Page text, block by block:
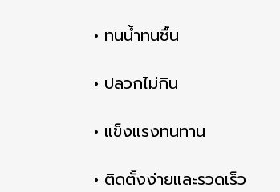
• ทนน้ำทนชื้น
• ปลวกไม่กิน
• แข็งแรงทนทาน
• ติดตั้งง่ายและรวดเร็ว